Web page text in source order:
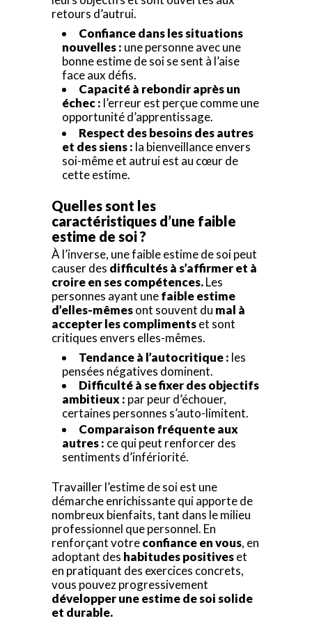
retours d’autrui.
Confiance dans les situations
nouvelles : une personne avec une
bonne estime de soi se sent à l’aise
face aux défis.
Capacité à rebondir après un
échec : l’erreur est perçue comme une
opportunité d’apprentissage.
Respect des besoins des autres
et des siens : la bienveillance envers
soi-même et autrui est au cœur de
cette estime.
Quelles sont les
caractéristiques d’une faible
estime de soi ?
À l’inverse, une faible estime de soi peut
causer des difficultés à s’affirmer et à
croire en ses compétences.Les
personnes ayant unefaible estime
d’elles-mêmesont souvent du mal à
accepter les complimentset sont
critiques envers elles-mêmes.
Tendance à l’autocritique : les
pensées négatives dominent.
Difficulté à se fixer des objectifs
ambitieux : par peur d’échouer,
certaines personnes s’auto-limitent.
Comparaison fréquente aux
autres : ce qui peut renforcer des
sentiments d’infériorité.
Travailler l’estime de soi est une
démarche enrichissante qui apporte de
nombreux bienfaits, tant dans le milieu
professionnel que personnel. En
renforçant votreconfiance en vous, en
adoptant des habitudes positiveset
en pratiquant des exercices concrets,
vous pouvez progressivement
développer une estime de soi solide
et durable.